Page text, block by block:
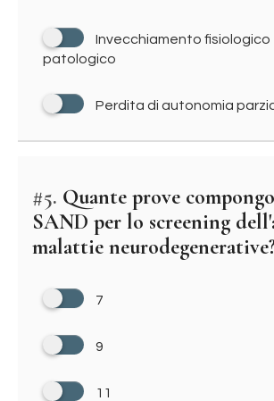
Invecchiamento fisiologico
patologico
Perdita di autonomia
#5. Quante prove
SAND per lo screening
malattie
7
9
11